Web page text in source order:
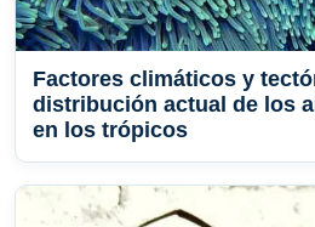
Factores climáticos y
distribución actual de los
en los trópicos